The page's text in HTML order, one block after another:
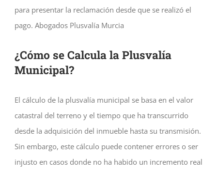
para presentar la reclamación desde que se realizó el
pago. Abogados Plusvalía Murcia
¿Cómo se Calcula la Plusvalía
Municipal?
El cálculo de la plusvalía municipal se basa en el valor
catastral del terreno y el tiempo que ha transcurrido
desde la adquisición del inmueble hasta su transmisión.
Sin embargo, este cálculo puede contener errores o ser
injusto en casos donde no ha habido un incremento real